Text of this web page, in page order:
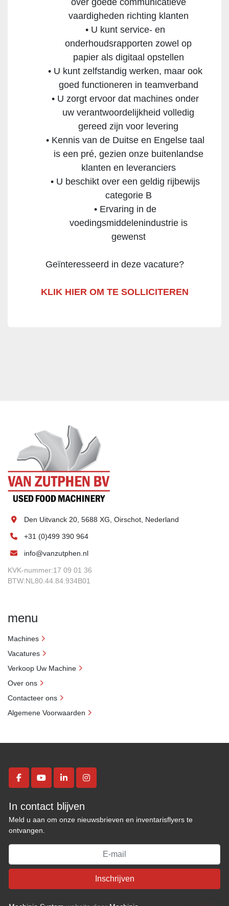
vaardigheden richting klanten
U kunt service- en
onderhoudsrapporten zowel op
papier als digitaal opstellen
U kunt zelfstandig werken, maar ook
goed functioneren in teamverband
U zorgt ervoor dat machines onder
uw verantwoordelijkheid volledig
gereed zijn voor levering
Kennis van de Duitse en Engelse taal
is een pré, gezien onze buitenlandse
klanten en leveranciers
U beschikt over een geldig rijbewijs
categorie B
Ervaring in de
voedingsmiddelenindustrie is
gewenst
Geïnteresseerd in deze vacature?
KLIK HIER OM TE SOLLICITEREN
facebookyoutubelinkedininstagram
In contact blijven
Meld u aan om onze nieuwsbrieven en inventarisflyers te
ontvangen.
Inschrijven
Den Uitvanck 20, 5688 XG, Oirschot, Nederland
+31 (0)499 390 964
info@vanzutphen.nl
KVK-nummer:17 09 01 36
BTW:NL80.44.84.934B01
menu
Machines
Vacatures
Verkoop Uw Machine
Over ons
Contacteer ons
Algemene Voorwaarden